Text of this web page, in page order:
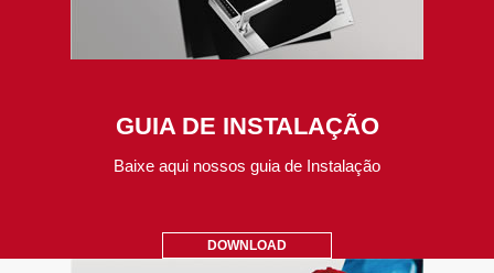
GUIA DE INSTALAÇÃO
Baixe aqui nossos guia de Instalação
DOWNLOAD